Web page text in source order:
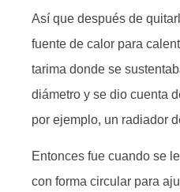
Así que después de
fuente de calor para
tarima donde se
diámetro y se dio cuenta
por ejemplo, un radiador
Entonces fue cuando se
con forma circular para